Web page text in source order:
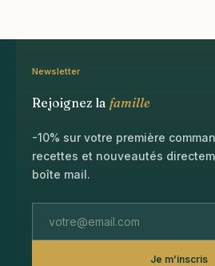
Newsletter
Rejoignez la famille
-10% sur votre première
recettes et nouveautés
boîte mail.
Je m’inscris